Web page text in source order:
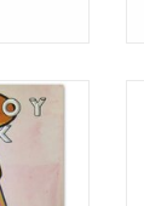
Pablo